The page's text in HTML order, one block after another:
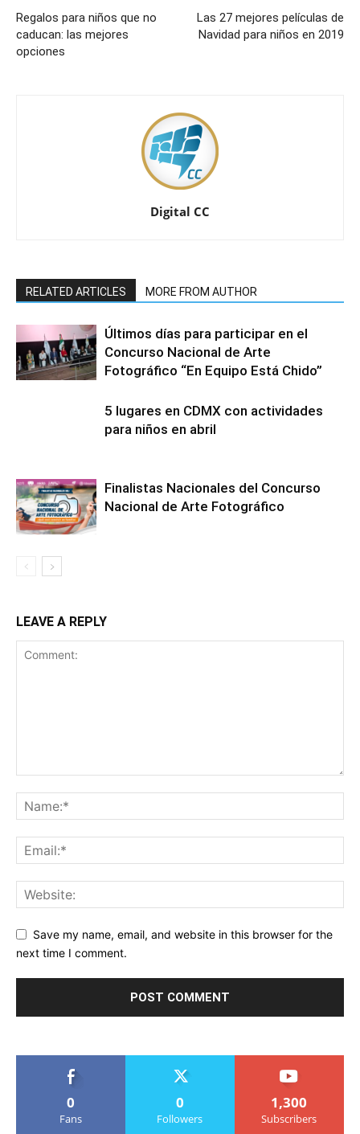
Regalos para niños que no
caducan: las mejores
opciones
Las 27 mejores películas de
Navidad para niños en 2019
Digital CC
RELATED ARTICLES MORE FROM AUTHOR
Últimos días para participar en el
Concurso Nacional de Arte
Fotográfico “En Equipo Está Chido”
5 lugares en CDMX con actividades
para niños en abril
Finalistas Nacionales del Concurso
Nacional de Arte Fotográfico
LEAVE A REPLY
Save my name, email, and website in this browser for the
next time I comment.
0
Fans
0
Followers
1,300
Subscribers